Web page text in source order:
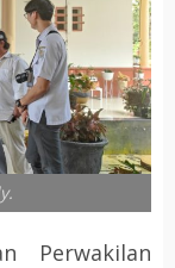
Perwakilan